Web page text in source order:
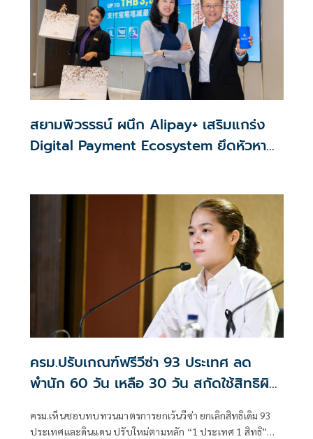
สยามพิวรรธน์ ผนึก Alipay+ เสริมแกร่ง
Digital Payment Ecosystem ยึดหัวหาด
ครม.ปรับเกณฑ์ฟรีวีซ่า 93 ประเทศ ลด
พำนัก 60 วัน เหลือ 30 วัน สกัดใช้สิทธิผิด
ครม.เห็นชอบทบทวนมาตรการยกเว้นวีซ่า ยกเลิกสิทธิเดิม 93
ประเทศและดินแดน ปรับใหม่ตามหลัก “1 ประเทศ 1 สิทธิ”